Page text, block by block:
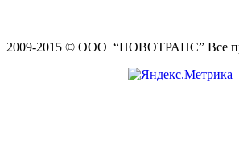
2009-2015 © ООО “НОВОТРАНС” Все